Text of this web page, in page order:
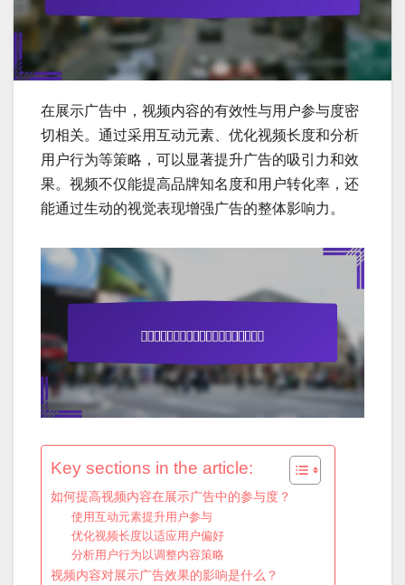
在展示广告中，视频内容的有效性与用户参与度密
切相关。通过采用互动元素、优化视频长度和分析
用户行为等策略，可以显著提升广告的吸引力和效
果。视频不仅能提高品牌知名度和用户转化率，还
能通过生动的视觉表现增强广告的整体影响力。
Key sections in the article:
如何提高视频内容在展示广告中的参与度？
使用互动元素提升用户参与
优化视频长度以适应用户偏好
分析用户行为以调整内容策略
视频内容对展示广告效果的影响是什么？